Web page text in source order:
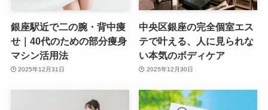
銀座駅近で二の腕・背中痩
せ｜40代のための部分痩身
マシン活用法
2025年12月31日
中央区銀座の完全個室エス
テで叶える、人に見られな
い本気のボディケア
2025年12月30日